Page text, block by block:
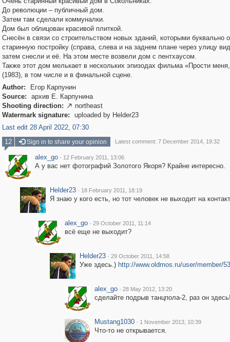
До революции – публичный дом.
Затем там сделали коммуналки.
Дом был облицован красивой плиткой.
Снесён в связи со строительством новых зданий, которыми буквально
старинную постройку (справа, слева и на заднем плане через улицу
затем снесли и её. На этом месте возвели дом с пентхаусом.
Также этот дом мелькает в нескольких эпизодах фильма «Прости
(1983), в том числе и в финальной сцене.
Author:
Егор Карпунин
Source:
архив Е. Карпунина
Shooting direction:  northeast
Watermark signature:
uploaded by Helder23
Last edit 28 April 2022, 07:30
12
Sign in to share your opinion Latest comment: 7 December 2014, 19:32
alex_go · 12 February 2011, 13:06
А у вас нет фотографий Золотого Якоря? Крайне интересно.
Helder23 · 18 February 2011, 18:19
Я знаю у кого есть, но тот человек не выходит на
alex_go · 29 October 2011, 11:14
всё еще не выходит?
Helder23 · 29 October 2011, 14:58
Уже здесь.) http://www.oldmos.ru/user/member/
alex_go · 28 May 2012, 13:20
сделайте подрыв танцпола-2, раз он
Mustang1030 · 1 November 2013, 10:39
Что-то не открывается.